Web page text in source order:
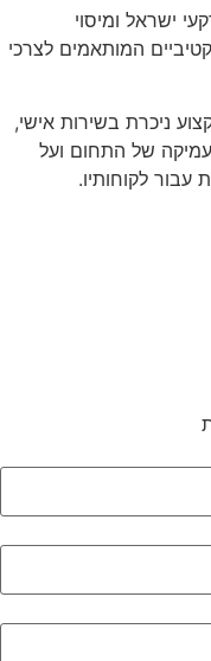
ישראל ומיסוי
המותאמים לצרכי
ניכרת בשירות אישי,
של התחום ועל
לקוחותיו.